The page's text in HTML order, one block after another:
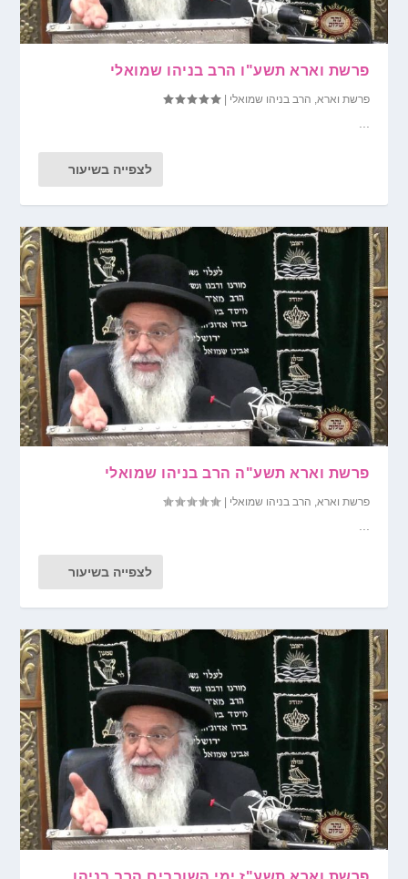
פרשת וארא תשע"ו הרב בניהו שמואלי
פרשת וארא הרב בניהו שמואלי |
לצפייה בשיעור
פרשת וארא תשע"ה הרב בניהו שמואלי
פרשת וארא, הרב בניהו שמואלי |
...
לצפייה בשיעור